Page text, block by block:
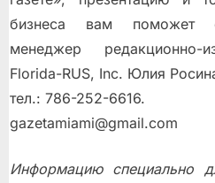
бизнеса вам поможет
менеджер редакционно-
Florida-RUS, Inc. Юлия
тел.: 786-252-6616.
gazetamiami@gmail.com
Информацию специально